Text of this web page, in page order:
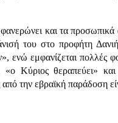
και τα
του στο προφήτη
ενώ εμφανίζεται πολλές
Κύριος θεραπεύει» και
την εβραϊκή παράδοση